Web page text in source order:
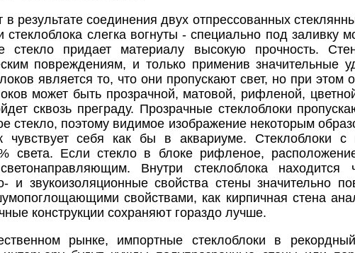
в результате соединения двух отпрессованных
стеклоблока слегка вогнуты - специально под заливку
стекло придает материалу высокую прочность.
повреждениям, и только применив значительные
является то, что они пропускают свет, но при этом
может быть прозрачной, матовой, рифленой,
сквозь преграду. Прозрачные стеклоблоки
стекло, поэтому видимое изображение некоторым
чувствует себя как бы в аквариуме. Стеклоблоки
света. Если стекло в блоке рифленое,
Внутри стеклоблока находится
и звукоизоляционные свойства стены значительно
свойствами, как кирпичная стена
конструкции сохраняют гораздо лучше.
рынке, импортные стеклоблоки в